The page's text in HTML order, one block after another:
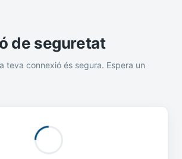
de seguretat
teva connexió és segura. Espera un